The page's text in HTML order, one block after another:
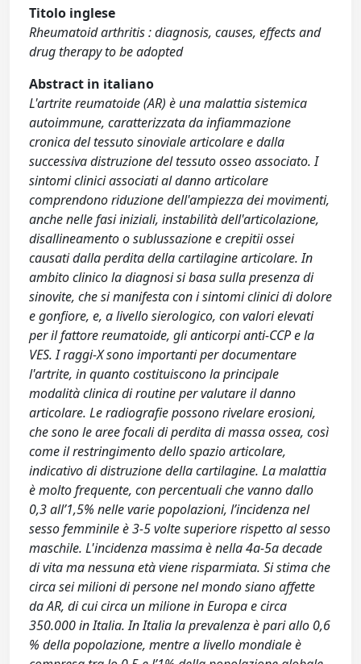
Titolo inglese
Rheumatoid arthritis : diagnosis, causes, effects and
drug therapy to be adopted
Abstract in italiano
L'artrite reumatoide (AR) è una malattia sistemica
autoimmune, caratterizzata da infiammazione
cronica del tessuto sinoviale articolare e dalla
successiva distruzione del tessuto osseo associato. I
sintomi clinici associati al danno articolare
comprendono riduzione dell'ampiezza dei movimenti,
anche nelle fasi iniziali, instabilità dell'articolazione,
disallineamento o sublussazione e crepitii ossei
causati dalla perdita della cartilagine articolare. In
ambito clinico la diagnosi si basa sulla presenza di
sinovite, che si manifesta con i sintomi clinici di dolore
e gonfiore, e, a livello sierologico, con valori elevati
per il fattore reumatoide, gli anticorpi anti-CCP e la
VES. I raggi-X sono importanti per documentare
l'artrite, in quanto costituiscono la principale
modalità clinica di routine per valutare il danno
articolare. Le radiografie possono rivelare erosioni,
che sono le aree focali di perdita di massa ossea, così
come il restringimento dello spazio articolare,
indicativo di distruzione della cartilagine. La malattia
è molto frequente, con percentuali che vanno dallo
0,3 all’1,5% nelle varie popolazioni, l’incidenza nel
sesso femminile è 3-5 volte superiore rispetto al sesso
maschile. L'incidenza massima è nella 4a-5a decade
di vita ma nessuna età viene risparmiata. Si stima che
circa sei milioni di persone nel mondo siano affette
da AR, di cui circa un milione in Europa e circa
350.000 in Italia. In Italia la prevalenza è pari allo 0,6
% della popolazione, mentre a livello mondiale è